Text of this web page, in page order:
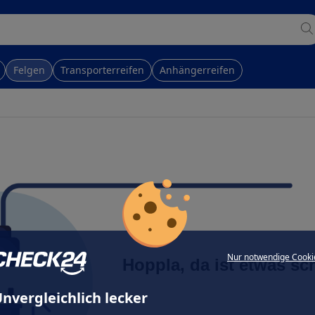
Nur notwendige
lecker
Felgen Transporterreifen Anhängerreifen
Hoppla, da ist etwas